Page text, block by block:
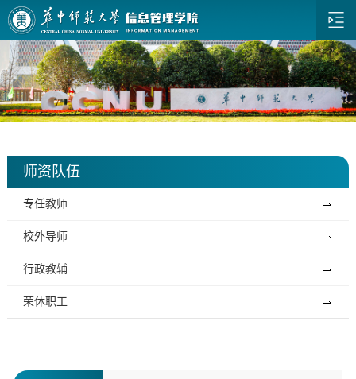
师资队伍
专任教师
校外导师
行政教辅
荣休职工